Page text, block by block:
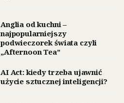
Anglia od kuchni –
najpopularniejszy
podwieczorek świata czyli
„Afternoon Tea”
AI Act: kiedy trzeba ujawnić
użycie sztucznej inteligencji?